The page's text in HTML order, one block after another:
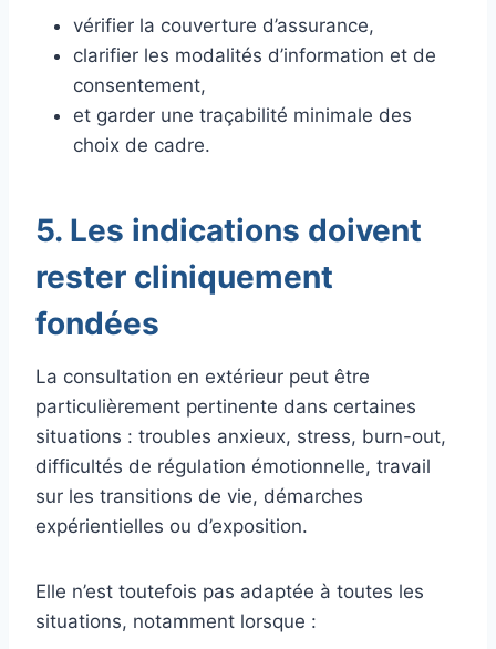
vérifier la couverture d’assurance,
clarifier les modalités d’information et de
consentement,
et garder une traçabilité minimale des
choix de cadre.
5. Les indications doivent
rester cliniquement
fondées
La consultation en extérieur peut être
particulièrement pertinente dans certaines
situations : troubles anxieux, stress, burn-out,
difficultés de régulation émotionnelle, travail
sur les transitions de vie, démarches
expérientielles ou d’exposition.
Elle n’est toutefois pas adaptée à toutes les
situations, notamment lorsque :